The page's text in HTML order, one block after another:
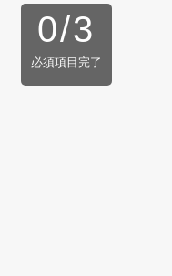
0/3
必須項目完了